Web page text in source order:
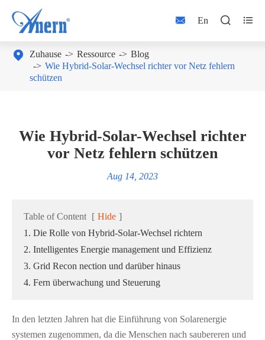
 En  
 Zuhause Ressource
Blog
Wie Hybrid-Solar-Wechsel richter vor Netz fehlern
schützen
Wie Hybrid-Solar-Wechsel richter
vor Netz fehlern schützen
Aug 14, 2023
Table of Content [ Hide ]
1. Die Rolle von Hybrid-Solar-Wechsel richtern
2. Intelligentes Energie management und Effizienz
3. Grid Recon nection und darüber hinaus
4. Fern überwachung und Steuerung
In den letzten Jahren hat die Einführung von Solarenergie
systemen zugenommen, da die Menschen nach saubereren und